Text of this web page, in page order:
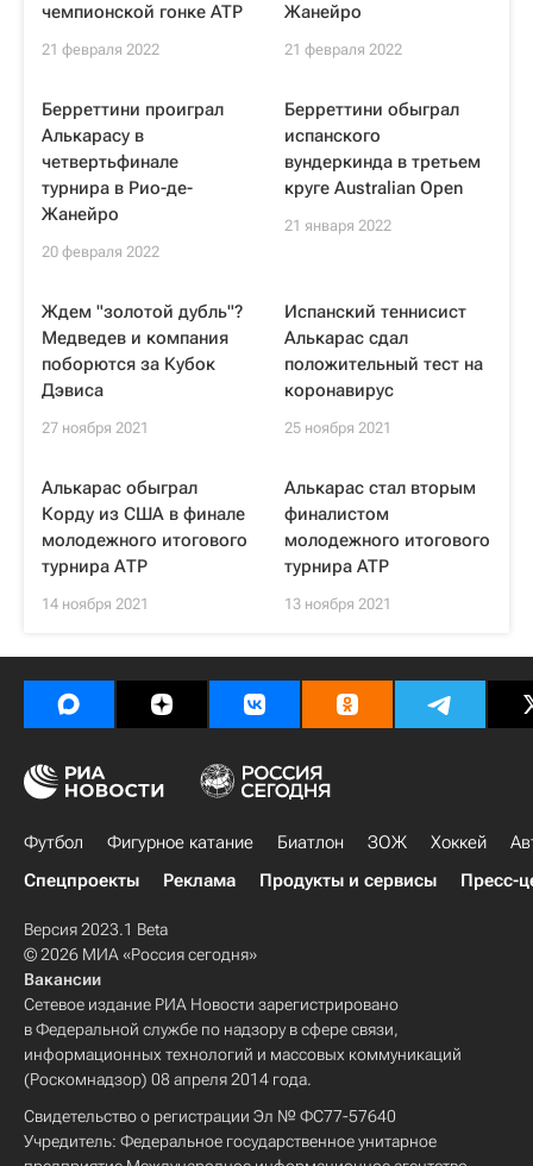
чемпионской гонке ATP
21 февраля 2022
Жанейро
21 февраля 2022
Берреттини проиграл
Алькарасу в
четвертьфинале
турнира в Рио-де-
Жанейро
20 февраля 2022
Берреттини обыграл
испанского
вундеркинда в третьем
круге Australian Open
21 января 2022
Ждем "золотой дубль"?
Медведев и компания
поборются за Кубок
Дэвиса
27 ноября 2021
Испанский теннисист
Алькарас сдал
положительный тест на
коронавирус
25 ноября 2021
Алькарас обыграл
Корду из США в финале
молодежного итогового
турнира АТР
14 ноября 2021
Алькарас стал вторым
финалистом
молодежного итогового
турнира ATP
13 ноября 2021
Футбол Фигурное катание Биатлон ЗОЖ Хоккей
Спецпроекты
Реклама Продукты и сервисы Пресс-
Версия 2023.1 Beta
© 2026 МИА «Россия сегодня»
Вакансии
Сетевое издание РИА Новости зарегистрировано
в Федеральной службе по надзору в сфере связи,
информационных технологий и массовых коммуникаций
(Роскомнадзор) 08 апреля 2014 года.
Свидетельство о регистрации Эл № ФС77-57640
Учредитель: Федеральное государственное унитарное